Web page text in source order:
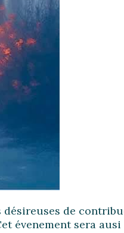
de
évenement sera